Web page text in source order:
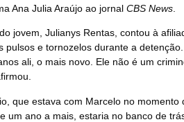
Ana Julia Araújo ao jornal CBS News
jovem, Julianys Rentas, contou à
pulsos e tornozelos durante a
ali, o mais novo. Ele não é um
que estava com Marcelo no
um ano a mais, estaria no banco de